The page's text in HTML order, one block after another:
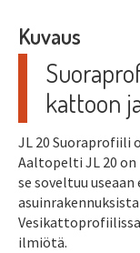
Kuvaus
kattoon
JL 20 Suoraprofiili
Aaltopelti JL 20
se soveltuu
ilmiötä.